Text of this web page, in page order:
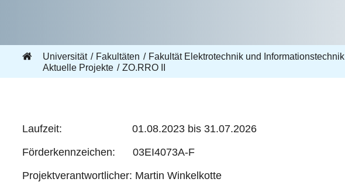
Universität Fakultäten Fakultät Elektrotechnik und Informationstechnik
Aktuelle Projekte
ZO.RRO II
Laufzeit: 01.08.2023 bis 31.07.2026
Förderkennzeichen: 03EI4073A-F
Projektverantwortlicher: Martin Winkelkotte